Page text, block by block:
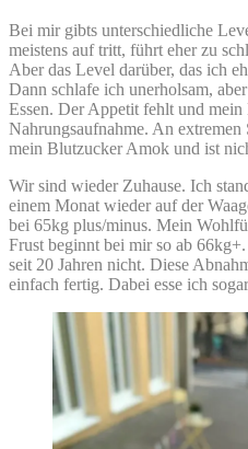
Bei mir gibts unterschiedliche
meistens auf tritt, führt eher zu
Aber das Level darüber, das ich
Dann schlafe ich unerholsam,
Essen. Der Appetit fehlt und
Nahrungsaufnahme. An extremen
mein Blutzucker Amok und ist
Wir sind wieder Zuhause. Ich
einem Monat wieder auf der
bei 65kg plus/minus. Mein
Frust beginnt bei mir so ab
seit 20 Jahren nicht. Diese
einfach fertig. Dabei esse ich